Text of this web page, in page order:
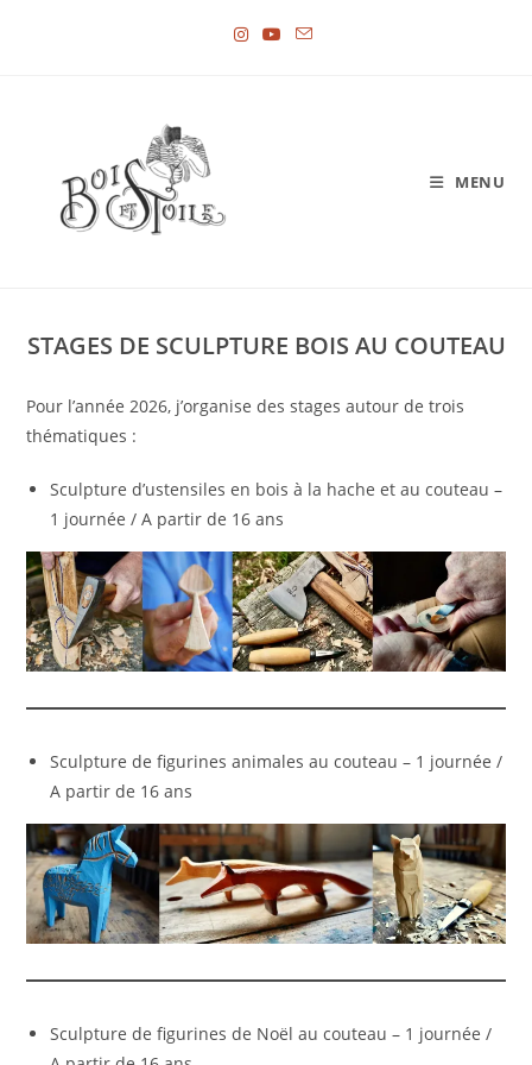
MENU
STAGES DE SCULPTURE BOIS AU COUTEAU
Pour l’année 2026, j’organise des stages autour de trois
thématiques :
Sculpture d’ustensiles en bois à la hache et au couteau –
1 journée / A partir de 16 ans
Sculpture de figurines animales au couteau – 1 journée /
A partir de 16 ans
Sculpture de figurines de Noël au couteau – 1 journée /